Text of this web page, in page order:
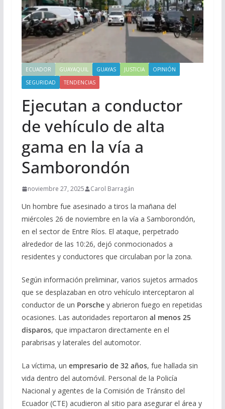
ECUADOR GUAYAQUIL GUAYAS JUSTICIA
OPINIÓN
SEGURIDAD
TENDENCIAS
Ejecutan a conductor
de vehículo de alta
gama en la vía a
Samborondón
noviembre 27, 2025 Carol Barragán
Un hombre fue asesinado a tiros la mañana del
miércoles 26 de noviembre en la vía a Samborondón,
en el sector de Entre Ríos. El ataque, perpetrado
alrededor de las 10:26, dejó conmocionados a
residentes y conductores que circulaban por la zona.
Según información preliminar, varios sujetos armados
que se desplazaban en otro vehículo interceptaron al
conductor de un Porschey abrieron fuego en repetidas
ocasiones. Las autoridades reportaron al menos 25
disparos, que impactaron directamente en el
parabrisas y laterales del automotor.
La víctima, un empresario de 32 años, fue hallada sin
vida dentro del automóvil. Personal de la Policía
Nacional y agentes de la Comisión de Tránsito del
Ecuador (CTE) acudieron al sitio para asegurar el área y